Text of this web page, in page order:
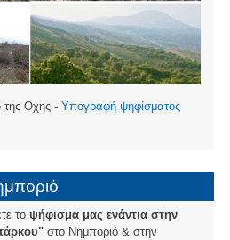
Οχης - Υπογραφή ψηφίσματος
το ψήφισμα μας ενάντια στην
στο Νημποριό & στην